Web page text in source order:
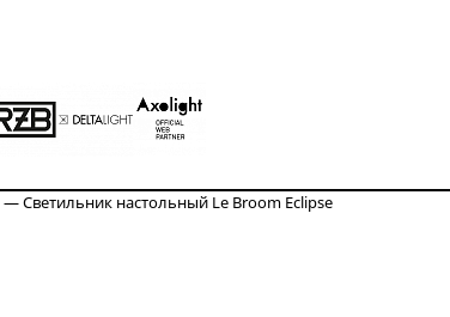
—Светильник настольный Le Broom Eclipse